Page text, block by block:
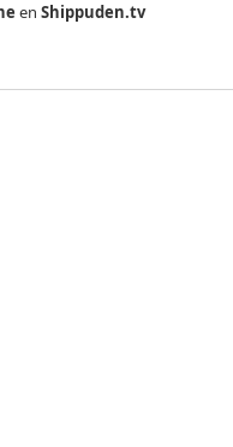
en Shippuden.tv